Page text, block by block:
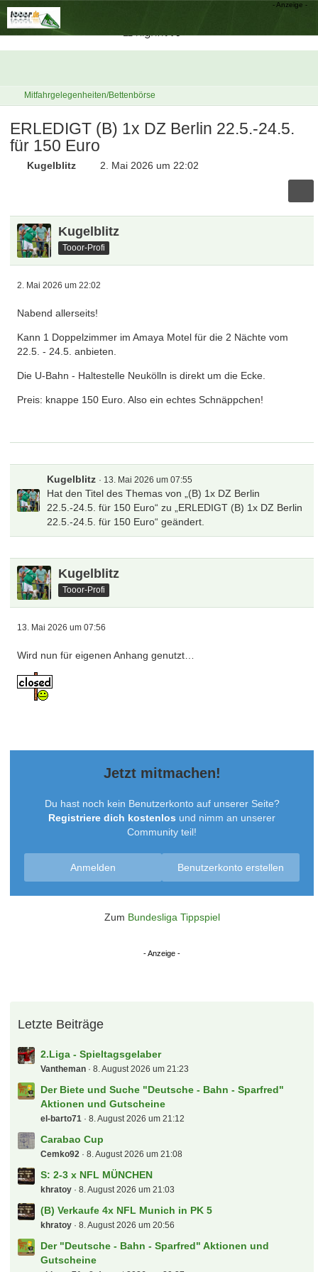
Mitfahrgelegenheiten/Bettenbörse
ERLEDIGT (B) 1x DZ Berlin 22.5.-24.5.
für 150 Euro
Kugelblitz 2. Mai 2026 um 22:02
Kugelblitz
Tooor-Profi
2. Mai 2026 um 22:02
Nabend allerseits!
Kann 1 Doppelzimmer im Amaya Motel für die 2 Nächte vom
22.5. - 24.5. anbieten.
Die U-Bahn - Haltestelle Neukölln is direkt um die Ecke.
Preis: knappe 150 Euro. Also ein echtes Schnäppchen!
Kugelblitz 13. Mai 2026 um 07:55
Hat den Titel des Themas von „(B) 1x DZ Berlin
22.5.-24.5. für 150 Euro“ zu „ERLEDIGT (B) 1x DZ Berlin
22.5.-24.5. für 150 Euro“ geändert.
Kugelblitz
Tooor-Profi
13. Mai 2026 um 07:56
Wird nun für eigenen Anhang genutzt…
Jetzt mitmachen!
Du hast noch kein Benutzerkonto auf unserer Seite?
Registriere dich kostenlos und nimm an unserer
Community teil!
Benutzerkonto erstellen
Anmelden
Zum Bundesliga Tippspiel
Letzte Beiträge
2.Liga - Spieltagsgelaber
Vantheman 8. August 2026 um 21:23
Der Biete und Suche "Deutsche - Bahn - Sparfred"
Aktionen und Gutscheine
el-barto71 8. August 2026 um 21:12
Carabao Cup
Cemko92 8. August 2026 um 21:08
S: 2-3 x NFL MÜNCHEN
khratoy 8. August 2026 um 21:03
(B) Verkaufe 4x NFL Munich in PK 5
khratoy 8. August 2026 um 20:56
Der "Deutsche - Bahn - Sparfred" Aktionen und
Gutscheine